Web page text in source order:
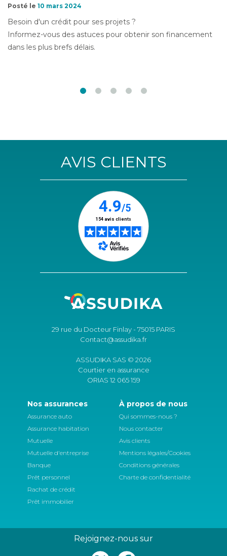
Posté le 10 mars 2024
Besoin d'un crédit pour ses projets ?
Informez-vous des astuces pour obtenir son financement
dans les plus brefs délais.
AVIS CLIENTS
29 rue du Docteur Finlay - 75015 PARIS
Contact@assudika.fr
ASSUDIKA SAS © 2026
Courtier en assurance
ORIAS 12 065 159
Nos assurances
Assurance auto
Assurance habitation
Mutuelle
Mutuelle d'entreprise
Banque
Prêt personnel
Rachat de crédit
Prêt immobilier
À propos de nous
Qui sommes-nous ?
Nous contacter
Avis clients
Mentions légales/Cookies
Conditions générales
Charte de confidentialité
Rejoignez-nous sur